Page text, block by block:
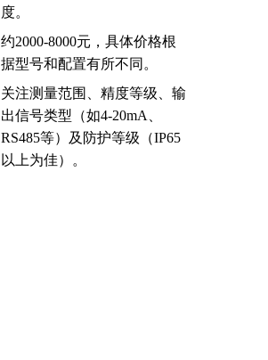
度。
约2000-8000元，具体价格根
据型号和配置有所不同。
关注测量范围、精度等级、输
出信号类型（如4-20mA、
RS485等）及防护等级（IP65
以上为佳）。